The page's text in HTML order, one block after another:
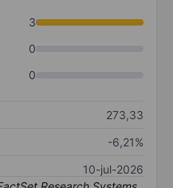
3
0
0
273,33
-6,21%
10-jul-2026